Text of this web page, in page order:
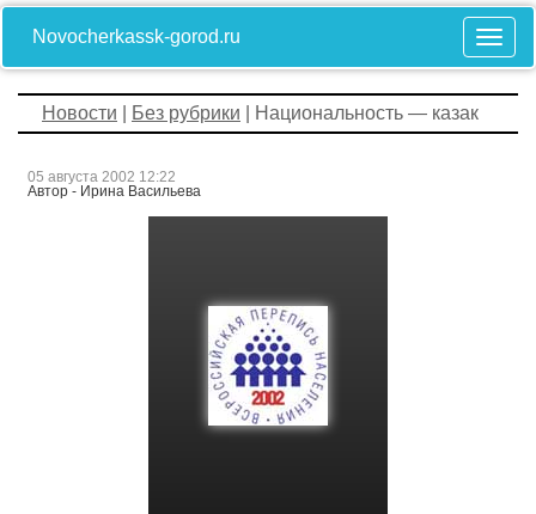
Novocherkassk-gorod.ru
Новости Без рубрики | Национальность — казак
05 августа 2002 12:22
Автор - Ирина Васильева